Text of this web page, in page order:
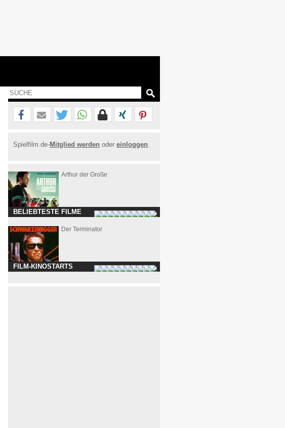
Spielfilm.de-Mitglied werden oder einloggen.
Arthur der Große
BELIEBTESTE FILME
Der Terminator
FILM-KINOSTARTS